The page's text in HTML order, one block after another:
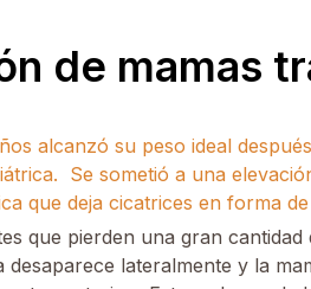
de mamas
alcanzó su peso ideal
Se sometió a una
que deja cicatrices en forma
que pierden una gran
desaparece lateralmente y la